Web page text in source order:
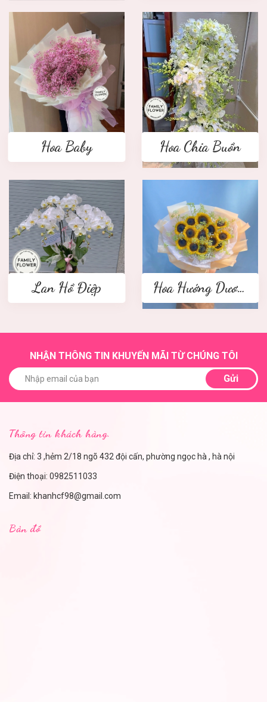
Hoa Baby Hoa Chia Buồn
Lan Hồ Điệp Hoa Hướng Dương
NHẬN THÔNG TIN KHUYẾN MÃI TỪ CHÚNG TÔI
Gửi
Thông tin khách hàng.
Địa chỉ: 3 ,hẻm 2/18 ngõ 432 đội cấn, phường ngọc hà , hà nội
Điện thoại: 0982511033
Email: khanhcf98@gmail.com
Bản đồ